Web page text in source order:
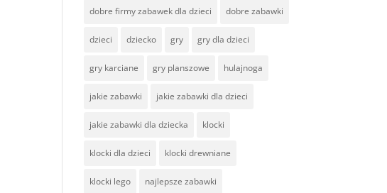
dobre firmy zabawek dla dzieci dobre zabawki
dzieci dziecko gry gry dla dzieci
gry karciane gry planszowe hulajnoga
jakie zabawki jakie zabawki dla dzieci
jakie zabawki dla dziecka klocki
klocki dla dzieci klocki drewniane
klocki lego najlepsze zabawki